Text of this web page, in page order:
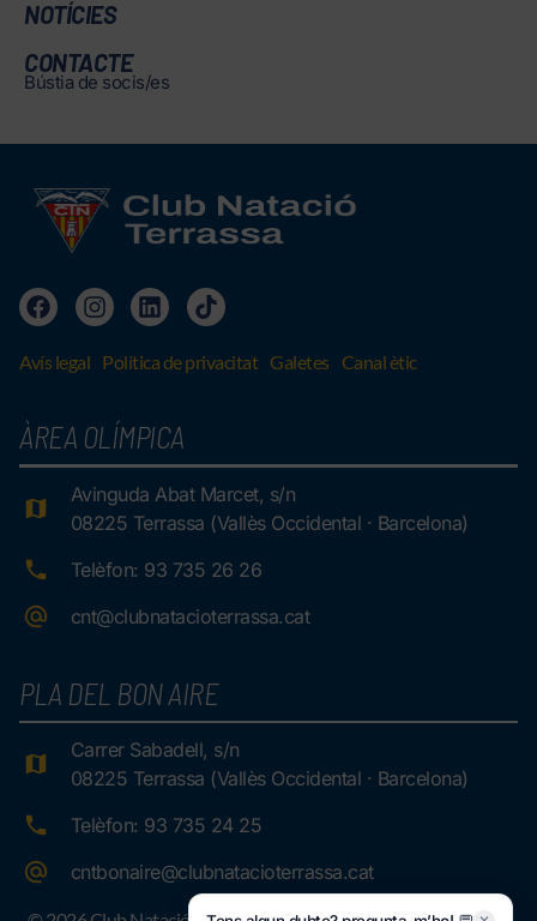
NOTÍCIES
CONTACTE
Bústia de socis/es
Avís legal Política de privacitat Galetes Canal ètic
ÀREA OLÍMPICA
Avinguda Abat Marcet, s/n
08225 Terrassa (Vallès Occidental · Barcelona)
Telèfon: 93 735 26 26
cnt@clubnatacioterrassa.cat
PLA DEL BON AIRE
Carrer Sabadell, s/n
08225 Terrassa (Vallès Occidental · Barcelona)
Telèfon: 93 735 24 25
cntbonaire@clubnatacioterrassa.cat